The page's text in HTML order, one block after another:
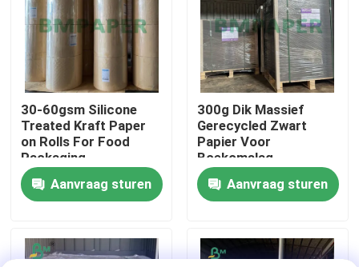
Over ons
Fabrieksreis
Kwaliteitscontrole
Contacteer ons
nieuws
30-60gsm Silicone
Treated Kraft Paper
on Rolls For Food
Packaging
Aanvraag sturen
300g Dik Massief
Gerecycled Zwart
Papier Voor
Boekomslag
889*1194mm
Aanvraag sturen